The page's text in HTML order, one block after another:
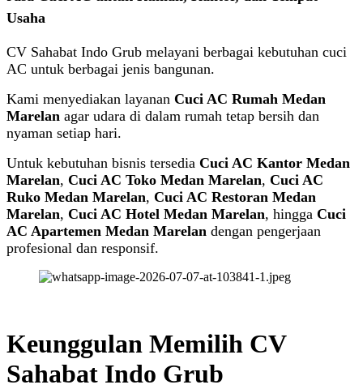
Usaha
CV Sahabat Indo Grub melayani berbagai kebutuhan cuci
AC untuk berbagai jenis bangunan.
Kami menyediakan layanan Cuci AC Rumah Medan
Marelan agar udara di dalam rumah tetap bersih dan
nyaman setiap hari.
Untuk kebutuhan bisnis tersedia Cuci AC Kantor Medan
Marelan, Cuci AC Toko Medan Marelan, Cuci AC
Ruko Medan Marelan, Cuci AC Restoran Medan
Marelan, Cuci AC Hotel Medan Marelan, hingga Cuci
AC Apartemen Medan Marelan dengan pengerjaan
profesional dan responsif.
Keunggulan Memilih CV
Sahabat Indo Grub